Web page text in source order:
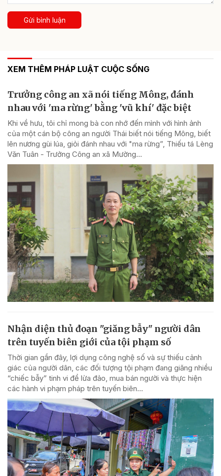
Gửi bình luận
XEM THÊM PHÁP LUẬT CUỘC SỐNG
Trưởng công an xã nói tiếng Mông, đánh
nhau với 'ma rừng' bằng 'vũ khí' đặc biệt
Khi về hưu, tôi chỉ mong bà con nhớ đến mình với hình ảnh
của một cán bộ công an người Thái biết nói tiếng Mông, biết
lên nương gùi lúa, giỏi đánh nhau với "ma rừng”, Thiếu tá Lèng
Văn Tuân - Trưởng Công an xã Mường...
Nhận diện thủ đoạn "giăng bẫy" người dân
trên tuyến biên giới của tội phạm số
Thời gian gần đây, lợi dụng công nghệ số và sự thiếu cảnh
giác của người dân, các đối tượng tội phạm đang giăng nhiều
“chiếc bẫy” tinh vi để lừa đảo, mua bán người và thực hiện
các hành vi phạm pháp trên tuyến biên...